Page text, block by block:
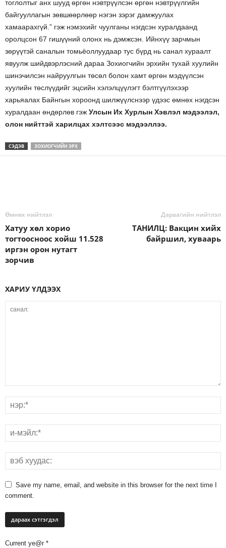
тоглолтыг анх шууд өргөн нэвтрүүлсэн өргөн нэвтрүүлгийн
байгууллагын зөвшөөрлөөр нэгэн зэрэг дамжуулах
хамаарахгүй.” гэж нэмэхийг чуулганы нэгдсэн хуралдаанд
оролцсон 67 гишүүний олонх нь дэмжсэн. Ийнхүү зарчмын
зөрүүтэй саналын томьёоллуудаар тус бүрд нь санал хураалт
явуулж шийдвэрлэсний дараа Зохиогчийн эрхийн тухай хуулийн
шинэчилсэн найруулгын төсөл болон хамт өргөн мэдүүлсэн
хуулийн төслүүдийг эцсийн хэлэлцүүлэгт бэлтгүүлэхээр
харьяалах Байнгын хороонд шилжүүлснээр үдээс өмнөх нэгдсэн
хуралдаан өндөрлөв гэж Улсын Их Хурлын Хэвлэл мэдээлэл,
олон нийттэй харилцах хэлтсээс мэдээллээ.
СЭДЭВ ЗОХИОГЧИЙН ЭРХ
Өмнөх нийтлэл
Хатуу хөл хорио
тогтоосноос хойш 11.528
иргэн орон нутагт
зорчив
Дараагийн нийтлэл
ТАНИЛЦ: Вакцин хийх
байршил, хуваарь
ХАРИУ ҮЛДЭЭХ
Save my name, email, and website in this browser for the next time I
comment.
Current ye@r *